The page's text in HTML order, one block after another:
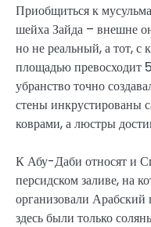
Приобщиться к
шейха Зайда – внешне
но не реальный, а тот,
площадью превосходит
убранство точно
стены инкрустированы
коврами, а люстры
К Абу-Даби относят и
персидском заливе, на
организовали
здесь были только